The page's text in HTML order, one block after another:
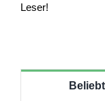
Leser!
Beliebt